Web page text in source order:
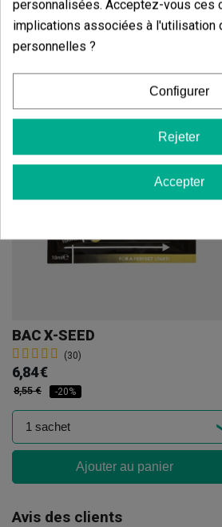
Vous aimerez
BAC X-SEED
(30)
6,84 €
8,55 € -20%
Ajouter au panier
Avis des clients
personnalisées. Acceptez-vous ces
implications associées à l'utilisation
personnelles ?
Configurer
Rejeter
Accepter